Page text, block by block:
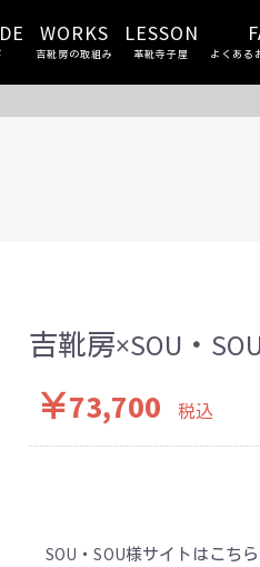
WORKS
吉靴房の取組み
LESSON
革靴寺子屋 よくある
吉靴房×SOU・
￥73,700 税込
SOU・SOU様サイトはこち